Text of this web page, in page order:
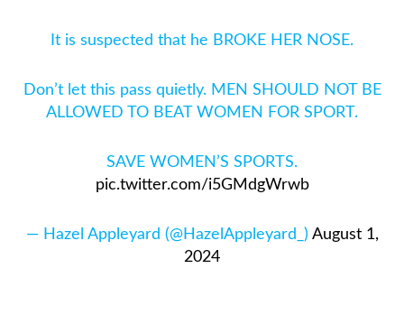
It is suspected that he BROKE HER NOSE.
Don’t let this pass quietly. MEN SHOULD NOT BE
ALLOWED TO BEAT WOMEN FOR SPORT.
SAVE WOMEN’S SPORTS.
pic.twitter.com/i5GMdgWrwb
— Hazel Appleyard (@HazelAppleyard_) August 1,
2024